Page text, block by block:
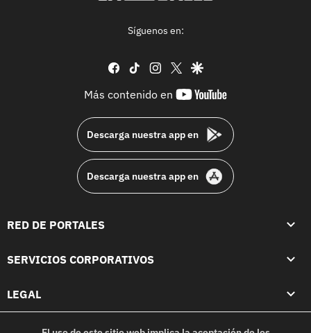
Síguenos en:
facebook
tiktok instagram
twittergoogle
Más contenido en
youtube-
Descarga nuestra app en
Descarga nuestra app en
RED DE PORTALES
SERVICIOS CORPORATIVOS
LEGAL